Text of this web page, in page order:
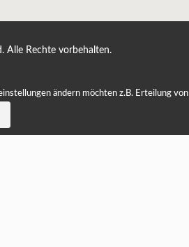
Alle Rechte vorbehalten.
ändern möchten z.B. Erteilung